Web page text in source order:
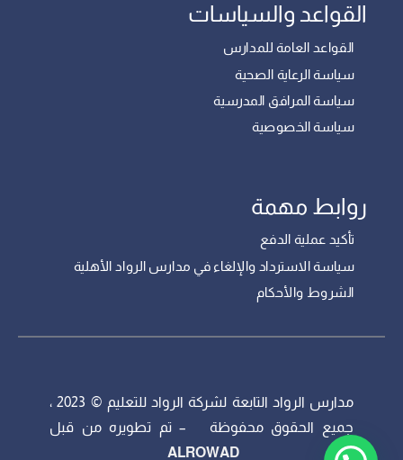
القواعد والسياسات
القواعد العامة للمدارس
سياسة الرعاية الصحية
سياسة المرافق المدرسية
سياسة الخصوصية
روابط مهمة
تأكيد عملية الدفع
سياسة الاسترداد والإلغاء في مدارس الرواد الأهلية
الشروط والأحكام
مدارس الرواد التابعة لشركة الرواد للتعليم © 2023 ،
جميع الحقوق محفوظة – تم تطويره من قبل
ALROWAD